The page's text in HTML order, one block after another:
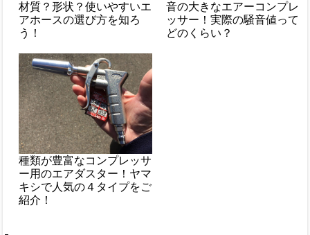
材質？形状？使いやすいエ
アホースの選び方を知ろ
う！
音の大きなエアーコンプレ
ッサー！実際の騒音値って
どのくらい？
種類が豊富なコンプレッサ
ー用のエアダスター！ヤマ
キシで人気の４タイプをご
紹介！